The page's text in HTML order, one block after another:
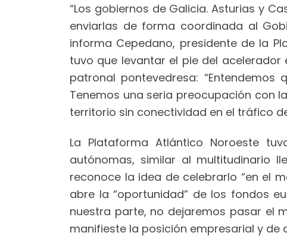
“Los gobiernos de Galicia. Asturias y
enviarlas de forma coordinada al
informa Cepedano, presidente de la
tuvo que levantar el pie del
patronal pontevedresa:
Tenemos una seria preocupación con
territorio sin conectividad en el tráfico
La Plataforma Atlántico Noroeste
autónomas, similar al multitudinario
reconoce la idea de celebrarlo “en el
abre la “oportunidad” de los fondos
nuestra parte, no dejaremos pasar el
manifieste la posición empresarial y de